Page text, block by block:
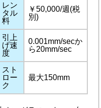
レン
タル
料
￥50,000/週(税
別)
引上
げ速
度
0.001mm/secか
ら20mm/sec
スト
ロー
ク
最大150mm